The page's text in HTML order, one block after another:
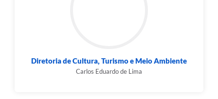
Diretoria de Cultura, Turismo e Meio Ambiente
Carlos Eduardo de Lima